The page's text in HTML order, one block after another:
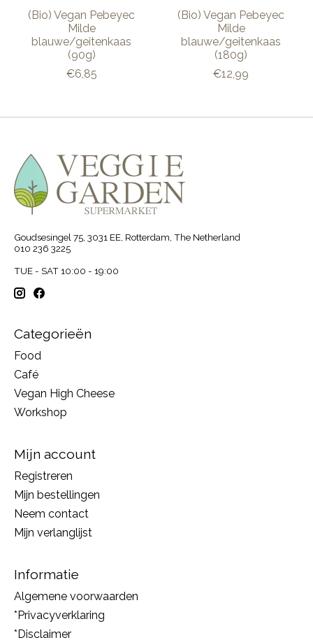
(Bio) Vegan Pebeyec
Milde
blauwe/geitenkaas
(90g)
€6,85
(Bio) Vegan Pebeyec
Milde
blauwe/geitenkaas
(180g)
€12,99
Goudsesingel 75, 3031 EE, Rotterdam, The Netherland
010 236 3225
TUE - SAT 10:00 - 19:00
Categorieën
Food
Café
Vegan High Cheese
Workshop
Mijn account
Registreren
Mijn bestellingen
Neem contact
Mijn verlanglijst
Informatie
Algemene voorwaarden
*Privacyverklaring
*Disclaimer